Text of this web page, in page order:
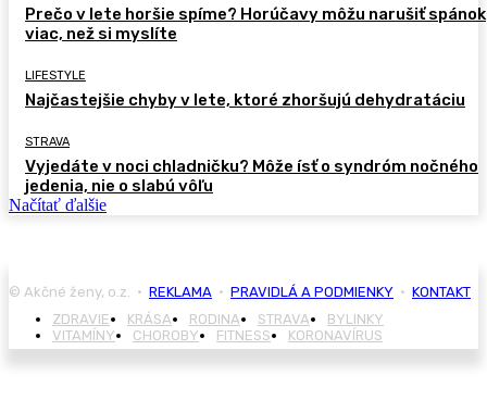
Prečo v lete horšie spíme? Horúčavy môžu narušiť spánok
viac, než si myslíte
LIFESTYLE
Najčastejšie chyby v lete, ktoré zhoršujú dehydratáciu
STRAVA
Vyjedáte v noci chladničku? Môže ísť o syndróm nočného
jedenia, nie o slabú vôľu
Načítať ďalšie
© Akčné ženy, o.z. • REKLAMA • PRAVIDLÁ A PODMIENKY • KONTAKT
ZDRAVIE
KRÁSA RODINA STRAVA
BYLINKY
VITAMÍNY
CHOROBY FITNESS KORONAVÍRUS